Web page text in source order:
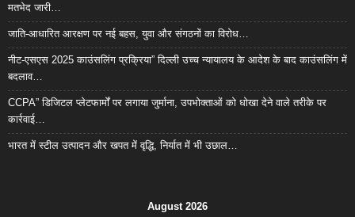
मतभेद जारी…
जाति-आधारित आरक्षण पर नई बहस, युवा और संगठनों का विरोध…
नीट-एसएस 2025 काउंसलिंग प्रक्रिया” दिल्ली उच्च न्यायालय के आदेश के बाद काउंसलिंग में
बदलाव…
CCPA” डिजिटल प्लेटफार्मों पर लगाया जुर्माना, उपभोक्ताओं को धोखा देने वाले तरीके पर
कार्रवाई…
भारत में स्टील उत्पादन और खपत में वृद्धि, निर्यात में भी उछाल…
August 2026